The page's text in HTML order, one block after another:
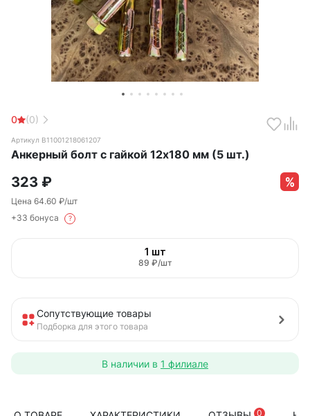
0 (0)
Артикул B11001218061207
Анкерный болт с гайкой 12x180 мм (5 шт.)
323 ₽
Цена 64.60 ₽/шт
+33 бонуса
?
1 шт
89 ₽/шт
Сопутствующие товары
Подборка для этого товара
В наличии в 1 филиале
0